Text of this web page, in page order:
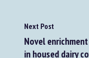
Next Post
Novel
in housed dairy